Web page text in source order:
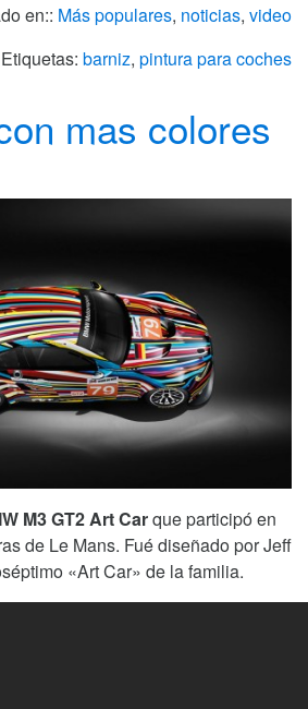
en:: Más populares, noticias, video
Etiquetas: barniz, pintura para coches
mas colores
M3 GT2 Art Carque participó en
de Le Mans. Fué diseñado por Jeff
«Art Car» de la familia.